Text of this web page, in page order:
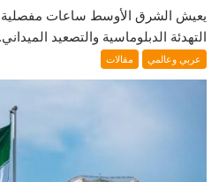
يعيش الشرق الأوسط ساعات مفصلية
التهدئة الدبلوماسية والتصعيد
عربي وعالمي مقالات